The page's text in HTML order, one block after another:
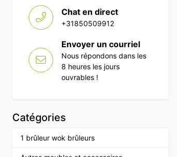
avec bac de récupération 23,6
Chat en direct
+31850509912
Envoyer un courriel
Nous répondons dans les
8 heures les jours
ouvrables !
Catégories
1 brûleur wok brûleurs